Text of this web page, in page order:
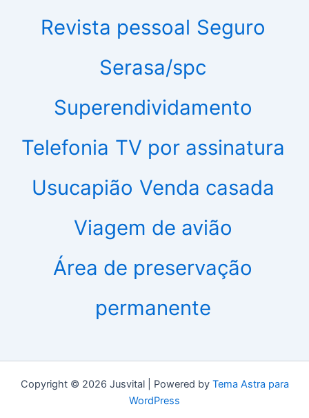
Revista pessoal Seguro
Serasa/spc
Superendividamento
Telefonia TV por assinatura
Usucapião Venda casada
Viagem de avião
Área de preservação
permanente
Copyright © 2026 Jusvital | Powered by Tema Astra para
WordPress